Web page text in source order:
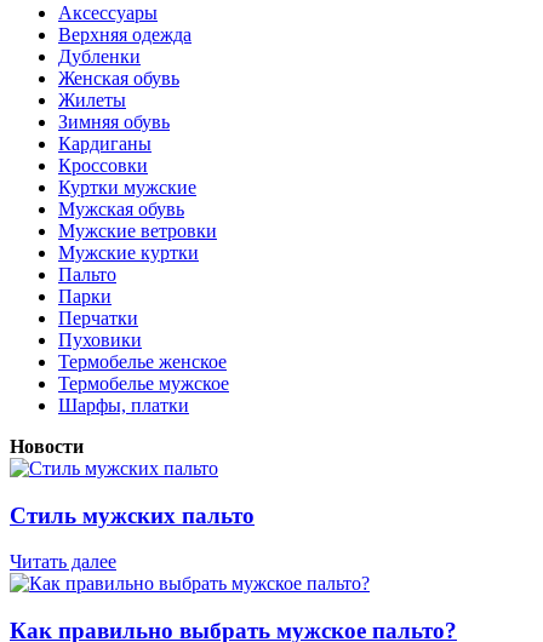
Аксессуары
Верхняя одежда
Дубленки
Женская обувь
Жилеты
Зимняя обувь
Кардиганы
Кроссовки
Куртки мужские
Мужская обувь
Мужские ветровки
Мужские куртки
Пальто
Парки
Перчатки
Пуховики
Термобелье женское
Термобелье мужское
Шарфы, платки
Новости
Стиль мужских пальто
Читать далее
Как правильно выбрать мужское пальто?